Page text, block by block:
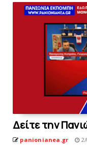
Δείτε την
panionianea.gr 2/